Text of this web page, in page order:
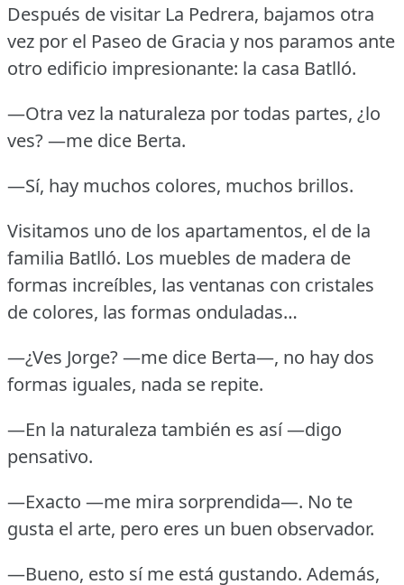
Después de visitar La Pedrera, bajamos otra
vez por el Paseo de Gracia y nos paramos ante
otro edificio impresionante: la casa Batlló.
—Otra vez la naturaleza por todas partes, ¿lo
ves?—me dice Berta.
—Sí, hay muchos colores, muchos brillos.
Visitamos uno de los apartamentos, el de la
familia Batlló. Los muebles de madera de
formas increíbles, las ventanas con cristales
de colores, las formas onduladas…
—¿Ves Jorge?—me dice Berta—, no hay dos
formas iguales, nada se repite.
—En la naturaleza también es así —digo
pensativo.
—Exacto —me mira sorprendida—. No te
gusta el arte, pero eres un buen observador.
—Bueno, esto sí me está gustando. Además,